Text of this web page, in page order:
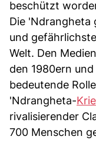
beschützt
Die 'Ndrangheta
und
Welt. Den
den 1980ern
bedeutende
'Ndrangheta-
rivalisierender
700 Menschen